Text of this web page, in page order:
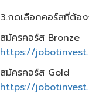
3.กดเลือกคอร์สที่ต้อ
สมัครคอร์ส​ Bronze
https://
สมัครคอร์ส​ Gold
https://